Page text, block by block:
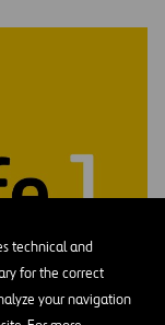
technical and
for the correct
your navigation